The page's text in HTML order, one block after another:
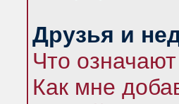
Друзья и
Что
Как мне